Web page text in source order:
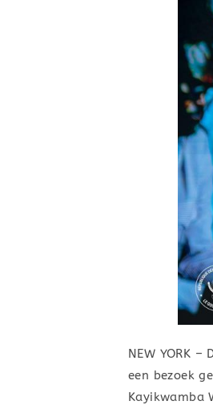
NEW YORK
een bezoek
Kayikwamba